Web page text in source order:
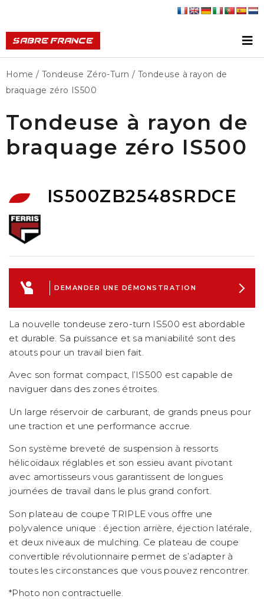
Home / Tondeuse Zéro-Turn / Tondeuse à rayon de
braquage zéro IS500
Tondeuse à rayon de
braquage zéro IS500
IS500ZB2548SRDCE
DEMANDER UNE DÉMONSTRATION
La nouvelle tondeuse zero-turn IS500 est abordable
et durable. Sa puissance et sa maniabilité sont des
atouts pour un travail bien fait.
Avec son format compact, l’IS500 est capable de
naviguer dans des zones étroites.
Un large réservoir de carburant, de grands pneus pour
une traction et une performance accrue.
Son système breveté de suspension à ressorts
hélicoïdaux réglables et son essieu avant pivotant
avec amortisseurs vous garantissent de longues
journées de travail dans le plus grand confort.
Son plateau de coupe TRIPLE vous offre une
polyvalence unique : éjection arrière, éjection latérale,
et deux niveaux de mulching. Ce plateau de coupe
convertible révolutionnaire permet de s’adapter à
toutes les circonstances que vous pouvez rencontrer.
*Photo non contractuelle.